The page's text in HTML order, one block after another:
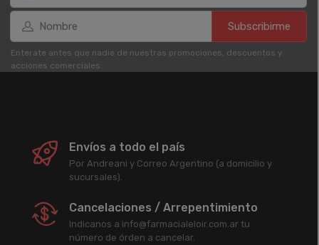
Subscribirme
Enterate antes que nadie de nuestras promociones, descuentos y
acciones comerciales.
Envíos a todo el país
Por Andreani y Correo Argentino (a domicilio y
sucursales).
Cancelaciones / Arrepentimiento
Indicanos a info@farmacialeloir.com.ar tu
número de órden a cancelar.